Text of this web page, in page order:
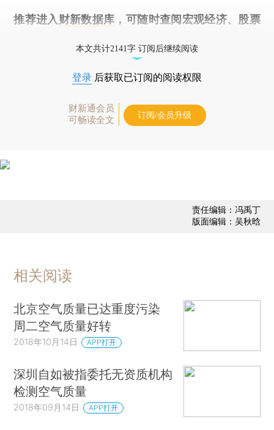
推荐进入 财新数据库 ，可随时查阅宏观经济、股票
本文共计2141字 订阅后继续阅读
登录 后获取已订阅的阅读权限
财新通会员
可畅读全文
订阅/会员升级
责任编辑：冯禹丁
版面编辑：吴秋晗
相关阅读
北京空气质量已达重度污染
周二空气质量好转
2018年10月14日 APP打开
深圳自如被指委托无资质机构
检测空气质量
2018年09月14日 APP打开